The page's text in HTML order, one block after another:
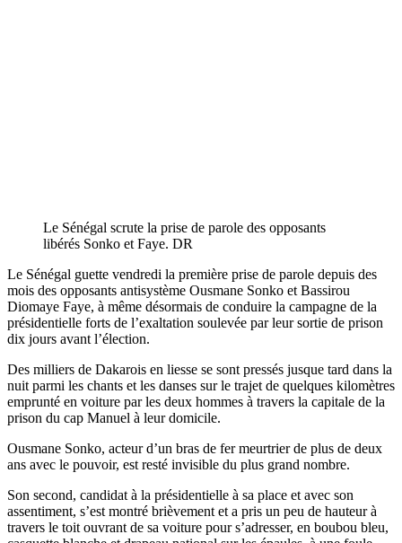
Le Sénégal scrute la prise de parole des opposants
libérés Sonko et Faye. DR
Le Sénégal guette vendredi la première prise de parole depuis des
mois des opposants antisystème Ousmane Sonko et Bassirou
Diomaye Faye, à même désormais de conduire la campagne de la
présidentielle forts de l’exaltation soulevée par leur sortie de prison
dix jours avant l’élection.
Des milliers de Dakarois en liesse se sont pressés jusque tard dans la
nuit parmi les chants et les danses sur le trajet de quelques kilomètres
emprunté en voiture par les deux hommes à travers la capitale de la
prison du cap Manuel à leur domicile.
Ousmane Sonko, acteur d’un bras de fer meurtrier de plus de deux
ans avec le pouvoir, est resté invisible du plus grand nombre.
Son second, candidat à la présidentielle à sa place et avec son
assentiment, s’est montré brièvement et a pris un peu de hauteur à
travers le toit ouvrant de sa voiture pour s’adresser, en boubou bleu,